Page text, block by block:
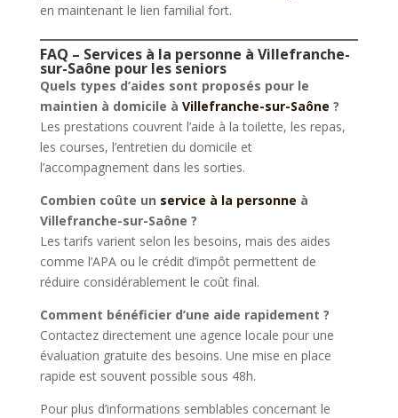
en maintenant le lien familial fort.
FAQ – Services à la personne à Villefranche-
sur-Saône pour les seniors
Quels types d’aides sont proposés pour le
maintien à domicile à Villefranche-sur-Saône ?
Les prestations couvrent l’aide à la toilette, les repas,
les courses, l’entretien du domicile et
l’accompagnement dans les sorties.
Combien coûte un service à la personne à
Villefranche-sur-Saône ?
Les tarifs varient selon les besoins, mais des aides
comme l’APA ou le crédit d’impôt permettent de
réduire considérablement le coût final.
Comment bénéficier d’une aide rapidement ?
Contactez directement une agence locale pour une
évaluation gratuite des besoins. Une mise en place
rapide est souvent possible sous 48h.
Pour plus d’informations semblables concernant le